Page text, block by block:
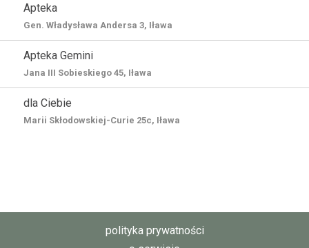
Apteka
Gen. Władysława Andersa 3, Iława
Apteka Gemini
Jana III Sobieskiego 45, Iława
dla Ciebie
Marii Skłodowskiej-Curie 25c, Iława
polityka prywatności